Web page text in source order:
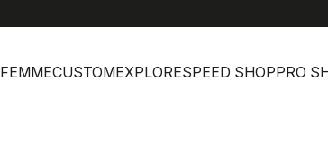
FEMMECUSTOMEXPLORESPEED SHOPPRO